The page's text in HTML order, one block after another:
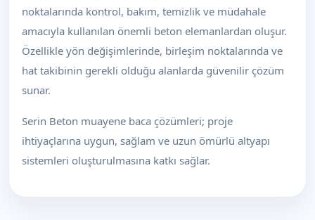
noktalarında kontrol, bakım, temizlik ve müdahale
amacıyla kullanılan önemli beton elemanlardan oluşur.
Özellikle yön değişimlerinde, birleşim noktalarında ve
hat takibinin gerekli olduğu alanlarda güvenilir çözüm
sunar.
Serin Beton muayene baca çözümleri; proje
ihtiyaçlarına uygun, sağlam ve uzun ömürlü altyapı
sistemleri oluşturulmasına katkı sağlar.